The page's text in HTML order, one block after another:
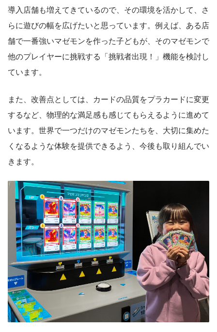
導入店舗も増えてきているので、その環境を活かして、さ
らに遊びの幅を広げたいと思っています。例えば、ある店
舗で一番強いマゼモンを作った子どもが、そのマゼモンで
他のプレイヤーに挑戦する「挑戦者出現！」機能を検討し
ています。
また、改善点としては、カードの品質をプラカードに変更
するなど、物理的な満足感も感じてもらえるように進めて
います。世界で一つだけのマゼモンたちを、大切に集めた
くなるような体験を提供できるよう、今後も取り組んでい
きます。